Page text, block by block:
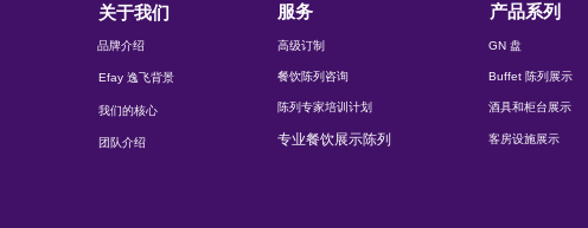
关于我们
品牌介绍
Efay 逸飞背景
我们的核心
团队介绍
服务
高级订制
餐饮陈列咨询
陈列专家培训计划
专业餐饮展示陈列
产品系列
GN 盘
Buffet 陈列展示
酒具和柜台展示
客房设施展示